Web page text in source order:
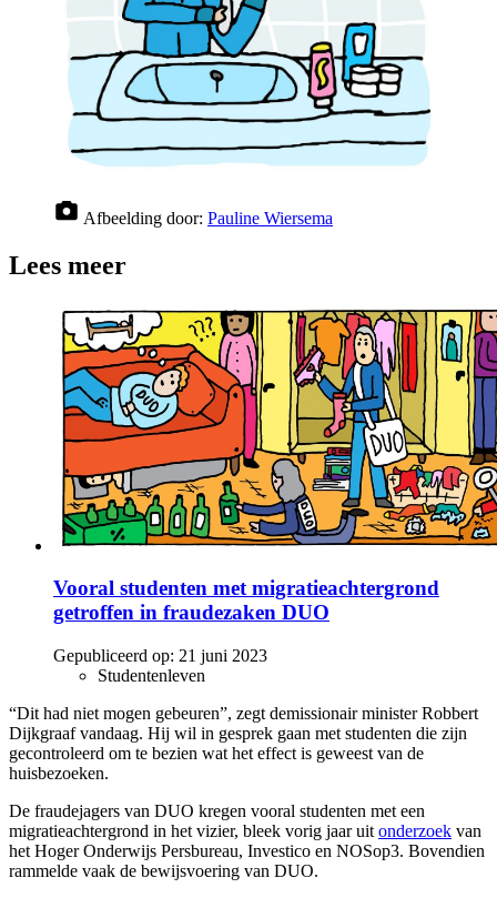
Afbeelding door: Pauline Wiersema
Lees meer
Vooral studenten met migratieachtergrond
getroffen in fraudezaken DUO
Gepubliceerd op: 21 juni 2023
Studentenleven
“Dit had niet mogen gebeuren”, zegt demissionair minister Robbert
Dijkgraaf vandaag. Hij wil in gesprek gaan met studenten die zijn
gecontroleerd om te bezien wat het effect is geweest van de
huisbezoeken.
De fraudejagers van DUO kregen vooral studenten met een
migratieachtergrond in het vizier, bleek vorig jaar uit onderzoek van
het Hoger Onderwijs Persbureau, Investico en NOSop3. Bovendien
rammelde vaak de bewijsvoering van DUO.